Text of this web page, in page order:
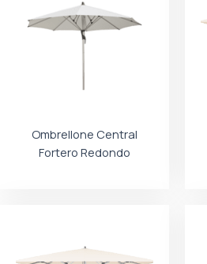
Ombrellone Central
Fortero Redondo